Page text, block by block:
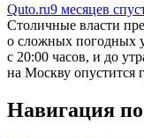
Quto.ru9 месяцев
Столичные власти
о сложных погодных
с 20:00 часов, и до
на Москву опустится
Навигация